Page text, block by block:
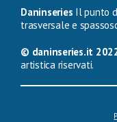
Daninseries Il punto
trasversale e
© daninseries.it
artistica riservati.